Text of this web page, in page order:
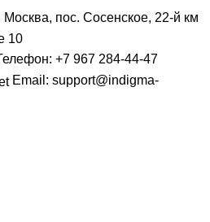
Москва, пос. Сосенское, 22-й км
10
+7 967 284-44-47
Email: support@indigma-